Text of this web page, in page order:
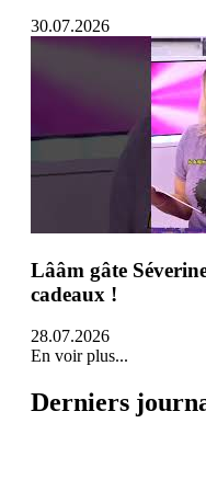
30.07.2026
Lââm gâte
cadeaux !
28.07.2026
En voir plus...
Derniers